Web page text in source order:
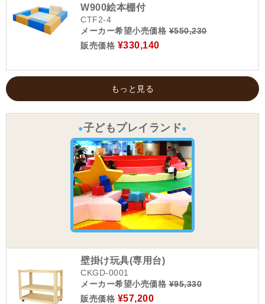
W900絵本棚付
CTF2-4
メーカー希望小売価格¥550,230
販売価格 ¥330,140
もっと見る
●子どもプレイランド●
壁掛け玩具(専用台)
CKGD-0001
メーカー希望小売価格¥95,330
販売価格 ¥57,200